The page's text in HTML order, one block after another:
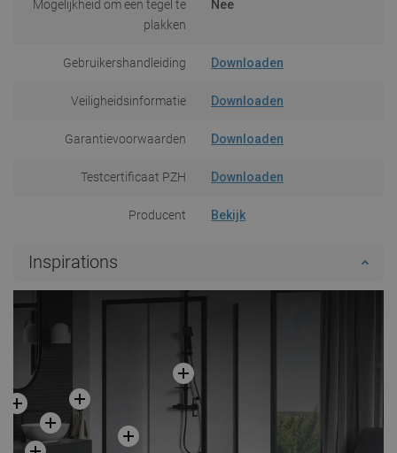
Mogelijkheid om een tegel te
plakken
Nee
Gebruikershandleiding Downloaden
Veiligheidsinformatie Downloaden
Garantievoorwaarden Downloaden
Testcertificaat PZH Downloaden
Producent Bekijk
Inspirations